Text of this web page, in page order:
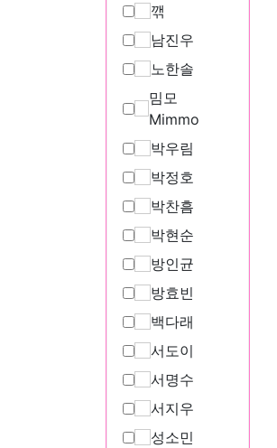
깪
남진우
노한솔
밈모
Mimmo
박우림
박정호
박찬흠
박현순
방인균
방효빈
백다래
서도이
서명수
서지우
성소민